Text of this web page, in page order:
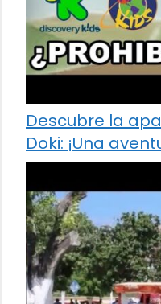
Descubre la
Doki: ¡Una